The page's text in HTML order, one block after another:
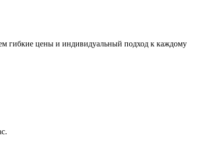
гибкие цены и индивидуальный подход к каждому